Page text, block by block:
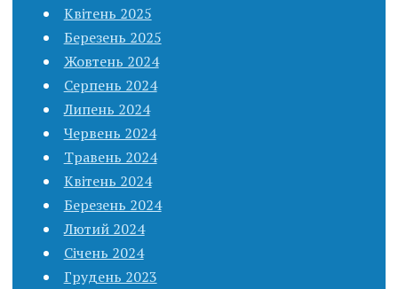
Квітень 2025
Березень 2025
Жовтень 2024
Серпень 2024
Липень 2024
Червень 2024
Травень 2024
Квітень 2024
Березень 2024
Лютий 2024
Січень 2024
Грудень 2023